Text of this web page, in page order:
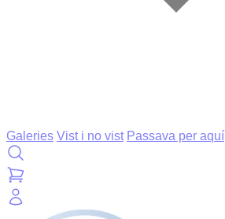
Galeries Vist i no vist Passava per aquí